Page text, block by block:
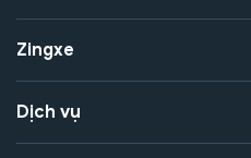
Zingxe
Dịch vụ